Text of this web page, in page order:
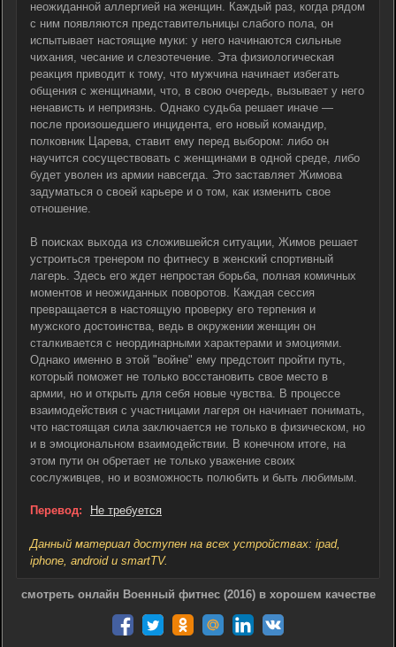
неожиданной аллергией на женщин. Каждый раз, когда рядом
с ним появляются представительницы слабого пола, он
испытывает настоящие муки: у него начинаются сильные
чихания, чесание и слезотечение. Эта физиологическая
реакция приводит к тому, что мужчина начинает избегать
общения с женщинами, что, в свою очередь, вызывает у него
ненависть и неприязнь. Однако судьба решает иначе —
после произошедшего инцидента, его новый командир,
полковник Царева, ставит ему перед выбором: либо он
научится сосуществовать с женщинами в одной среде, либо
будет уволен из армии навсегда. Это заставляет Жимова
задуматься о своей карьере и о том, как изменить свое
отношение.
В поисках выхода из сложившейся ситуации, Жимов решает
устроиться тренером по фитнесу в женский спортивный
лагерь. Здесь его ждет непростая борьба, полная комичных
моментов и неожиданных поворотов. Каждая сессия
превращается в настоящую проверку его терпения и
мужского достоинства, ведь в окружении женщин он
сталкивается с неординарными характерами и эмоциями.
Однако именно в этой "войне" ему предстоит пройти путь,
который поможет не только восстановить свое место в
армии, но и открыть для себя новые чувства. В процессе
взаимодействия с участницами лагеря он начинает понимать,
что настоящая сила заключается не только в физическом, но
и в эмоциональном взаимодействии. В конечном итоге, на
этом пути он обретает не только уважение своих
сослуживцев, но и возможность полюбить и быть любимым.
Перевод: Не требуется
Данный материал доступен на всех устройствах: ipad,
iphone, android и smartTV.
смотреть онлайн Военный фитнес (2016) в хорошем качестве